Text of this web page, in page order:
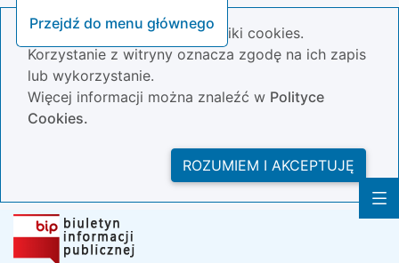
Przejdź do menu głównego
Nasza strona wykorzystuje pliki cookies.
Korzystanie z witryny oznacza zgodę na ich zapis
lub wykorzystanie.
Więcej informacji można znaleźć w Polityce
Cookies.
ROZUMIEM I AKCEPTUJĘ